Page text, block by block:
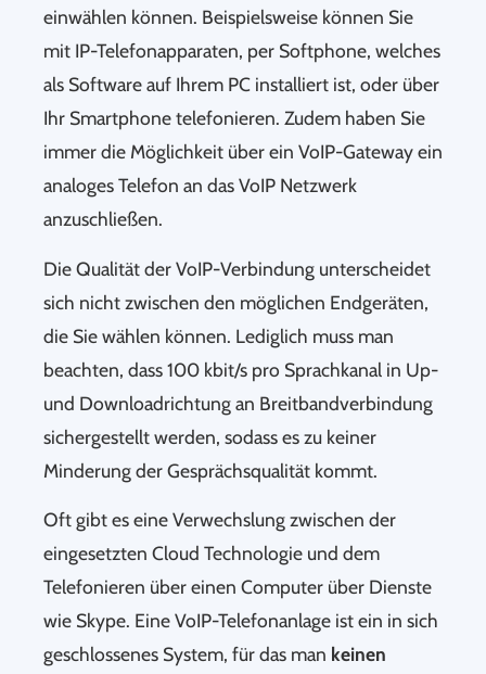
einwählen können. Beispielsweise können Sie
mit IP-Telefonapparaten, per Softphone, welches
als Software auf Ihrem PC installiert ist, oder über
Ihr Smartphone telefonieren. Zudem haben Sie
immer die Möglichkeit über ein VoIP-Gateway ein
analoges Telefon an das VoIP Netzwerk
anzuschließen.
Die Qualität der VoIP-Verbindung unterscheidet
sich nicht zwischen den möglichen Endgeräten,
die Sie wählen können. Lediglich muss man
beachten, dass 100 kbit/s pro Sprachkanal in Up-
und Downloadrichtung an Breitbandverbindung
sichergestellt werden, sodass es zu keiner
Minderung der Gesprächsqualität kommt.
Oft gibt es eine Verwechslung zwischen der
eingesetzten Cloud Technologie und dem
Telefonieren über einen Computer über Dienste
wie Skype. Eine VoIP-Telefonanlage ist ein in sich
geschlossenes System, für das man keinen